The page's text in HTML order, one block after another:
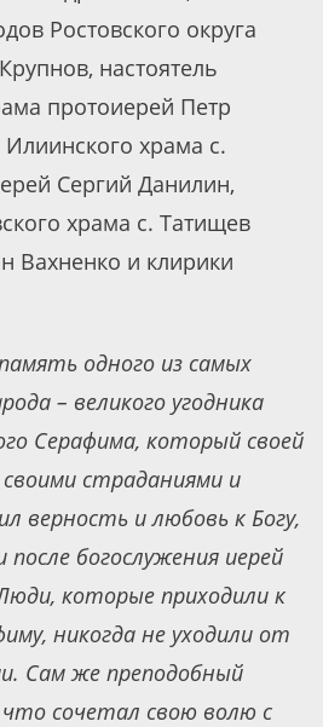
Ростовского округа
настоятель
протоиерей Петр
храма с.
Сергий Данилин,
храма с. Татищев
Вахненко и клирики
одного из самых
– великого угодника
Серафима, который своей
страданиями и
верность и любовь к Богу,
после богослужения иерей
которые приходили к
никогда не уходили от
Сам же преподобный
сочетал свою волю с